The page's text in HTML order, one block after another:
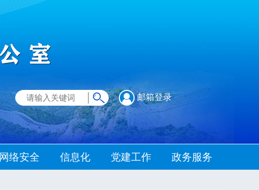
邮箱登录
网络安全 信息化 党建工作 政务服务